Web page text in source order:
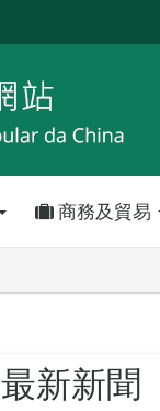
商務及貿易
最新新聞